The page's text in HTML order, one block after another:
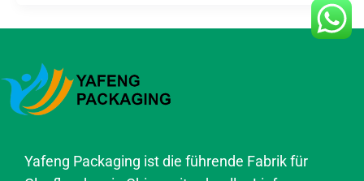
Yafeng Packaging ist die führende Fabrik für